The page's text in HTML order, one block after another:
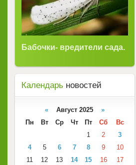
Бабочки- вредители сада.
Календарь новостей
« Август 2025 »
Пн
Вт Ср Чт Пт Сб
Вс
1
2
3
4
5 6 7 8 9
10
11
12 13 14 15 16
17